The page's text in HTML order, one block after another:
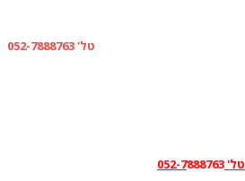
טל' 052-7888763
טל' 052-7888763